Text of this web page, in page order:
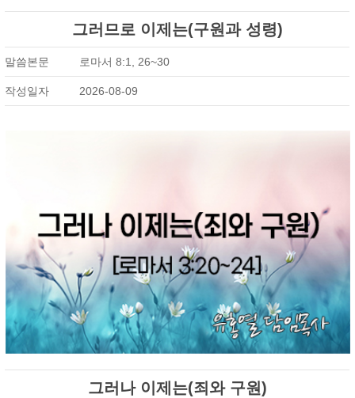
그러므로 이제는(구원과 성령)
말씀본문 로마서 8:1, 26~30
작성일자 2026-08-09
그러나 이제는(죄와 구원)